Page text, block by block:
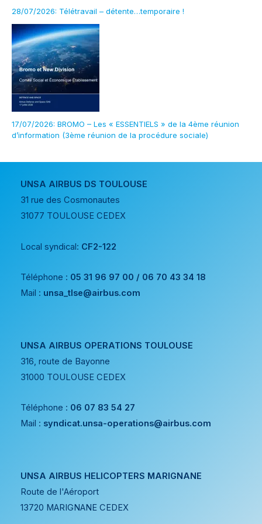
28/07/2026: Télétravail – détente…temporaire !
17/07/2026: BROMO – Les « ESSENTIELS » de la 4ème réunion
d’information (3ème réunion de la procédure sociale)
UNSA AIRBUS DS TOULOUSE
31 rue des Cosmonautes
31077 TOULOUSE CEDEX
Local syndical: CF2-122
Téléphone : 05 31 96 97 00 / 06 70 43 34 18
Mail : unsa_tlse@airbus.com
UNSA AIRBUS OPERATIONS TOULOUSE
316, route de Bayonne
31000 TOULOUSE CEDEX
Téléphone : 06 07 83 54 27
Mail : syndicat.unsa-operations@airbus.com
UNSA AIRBUS HELICOPTERS MARIGNANE
Route de l'Aéroport
13720 MARIGNANE CEDEX